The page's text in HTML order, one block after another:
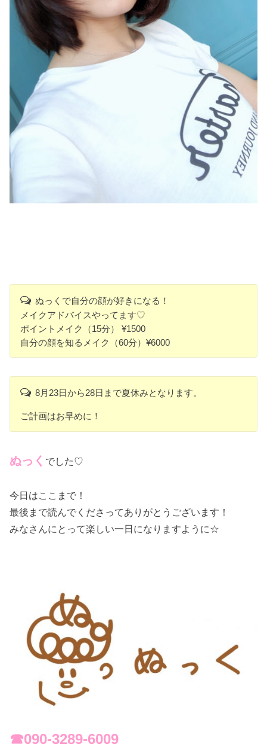
ぬっくで自分の顔が好きになる！
メイクアドバイスやってます♡
ポイントメイク（15分） ¥1500
自分の顔を知るメイク（60分）¥6000
8月23日から28日まで夏休みとなります。
ご計画はお早めに！
ぬっく でした♡
今日はここまで！
最後まで読んでくださってありがとうございます！
みなさんにとって楽しい一日になりますように☆
☎︎090-3289-6009